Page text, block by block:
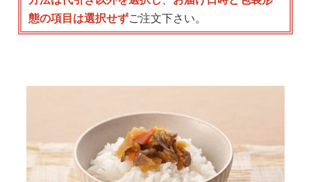
態の項目は選択せずご注文下さい。